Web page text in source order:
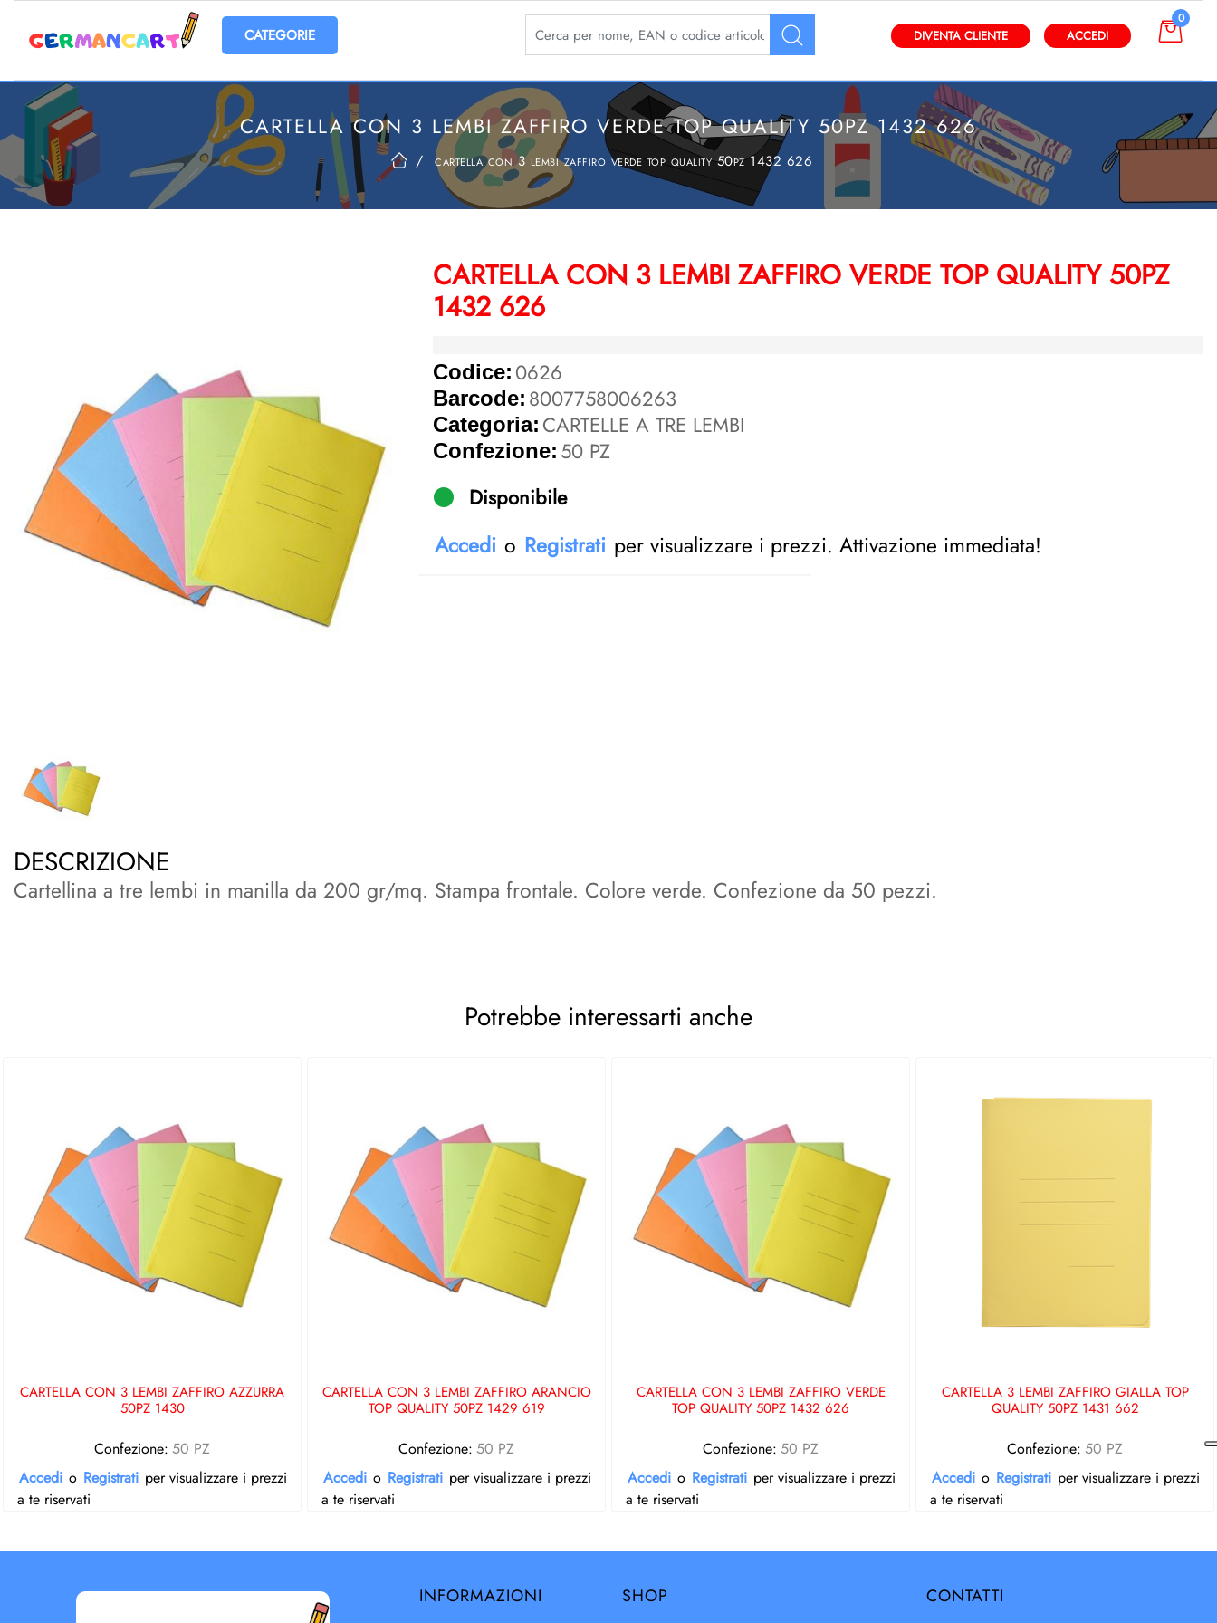
Open menu La modifica di un filtro aggiorna automaticamente gli altri filtri disponibili.
DIVENTA CLIENTE ACCEDI
0
CARTELLA CON 3 LEMBI ZAFFIRO VERDE TOP QUALITY 50PZ 1432 626
cartella con 3 lembi zaffiro verde top quality 50pz 1432 626
CARTELLA CON 3 LEMBI ZAFFIRO VERDE TOP QUALITY 50PZ
1432 626
Codice: 0626
Barcode: 8007758006263
Categoria: CARTELLE A TRE LEMBI
Confezione: 50 PZ
Disponibile
Accedi o Registrati per visualizzare i prezzi. Attivazione immediata!
DESCRIZIONE
Cartellina a tre lembi in manilla da 200 gr/mq. Stampa frontale. Colore verde. Confezione da 50 pezzi.
Potrebbe interessarti anche
CARTELLA CON 3 LEMBI ZAFFIRO AZZURRA
50PZ 1430
Confezione: 50 PZ
Accedi o Registrati per visualizzare i prezzi
a te riservati
CARTELLA CON 3 LEMBI ZAFFIRO ARANCIO
TOP QUALITY 50PZ 1429 619
Confezione: 50 PZ
Accedi o Registrati per visualizzare i prezzi
a te riservati
CARTELLA CON 3 LEMBI ZAFFIRO VERDE
TOP QUALITY 50PZ 1432 626
Confezione: 50 PZ
Accedi o Registrati per visualizzare i prezzi
a te riservati
CARTELLA 3 LEMBI ZAFFIRO GIALLA TOP
QUALITY 50PZ 1431 662
Confezione: 50 PZ
Accedi o Registrati per visualizzare i prezzi
a te riservati
INFORMAZIONI SHOP CONTATTI